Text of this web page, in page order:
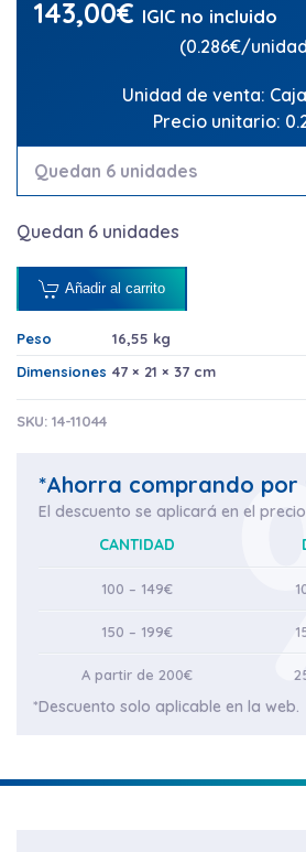
143,00€ IGIC no incluido
(0.286€/
Unidad de venta:
Precio unitario:
Quedan 6 unidades
Quedan 6 unidades
Añadir al carrito
Peso
16,55 kg
Dimensiones 47 × 21 × 37 cm
SKU: 14-11044
*Ahorra comprando por
El descuento se aplicará en el
CANTIDAD
100 – 149€
150 – 199€
A partir de 200€
*Descuento solo aplicable en la web.